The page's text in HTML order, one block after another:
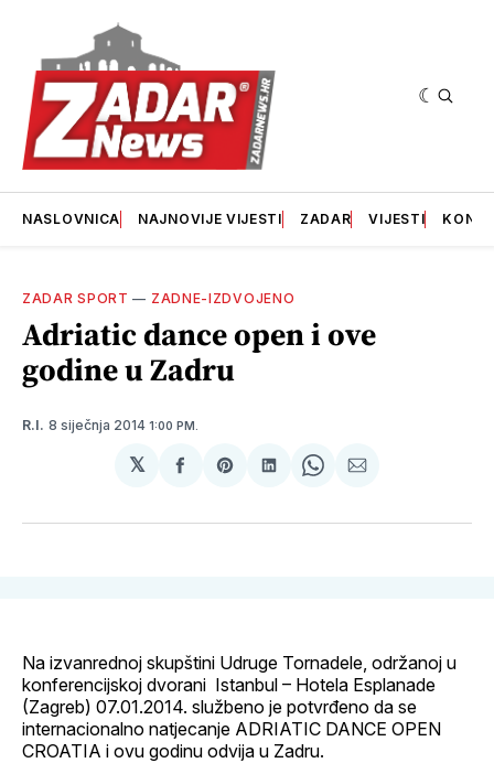
NASLOVNICA NAJNOVIJE VIJESTI ZADAR VIJESTI
ZADAR SPORT — ZADNE-IZDVOJENO
Adriatic dance open i ove
godine u Zadru
R.I. 8 siječnja 2014 1:00 PM.
𝕏
podijeliSharepodijeliSharepodijeli
Na izvanrednoj skupštini Udruge Tornadele, održanoj u
konferencijskoj dvorani Istanbul – Hotela Esplanade
(Zagreb) 07.01.2014. službeno je potvrđeno da se
internacionalno natjecanje ADRIATIC DANCE OPEN
CROATIA i ovu godinu odvija u Zadru.